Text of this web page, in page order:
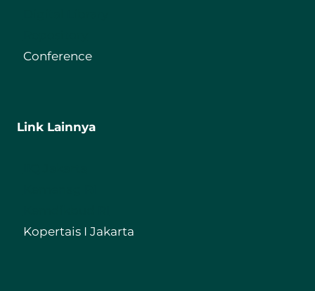
Conference
Link Lainnya
Kopertais I Jakarta